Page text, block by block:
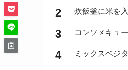
炊飯釜に米を
コンソメキュ
ミックスベジ